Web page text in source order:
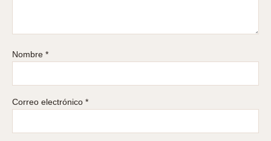
Nombre *
Correo electrónico *